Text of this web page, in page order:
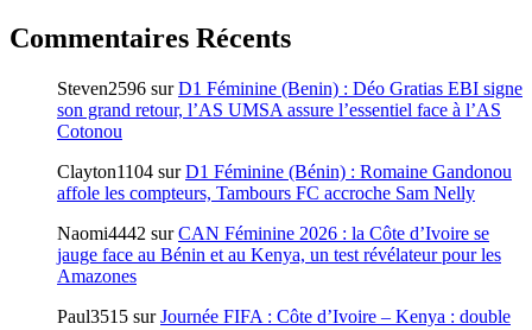
Commentaires Récents
Steven2596 surD1 Féminine (Benin) : Déo Gratias EBI signe
son grand retour, l’AS UMSA assure l’essentiel face à l’AS
Cotonou
Clayton1104 surD1 Féminine (Bénin) : Romaine Gandonou
affole les compteurs, Tambours FC accroche Sam Nelly
Naomi4442 surCAN Féminine 2026 : la Côte d’Ivoire se
jauge face au Bénin et au Kenya, un test révélateur pour les
Amazones
Paul3515 surJournée FIFA : Côte d’Ivoire – Kenya : double